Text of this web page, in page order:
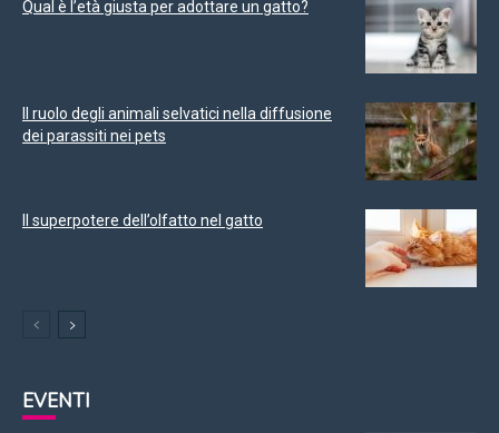
Qual è l’età giusta per adottare un gatto?
Il ruolo degli animali selvatici nella diffusione
dei parassiti nei pets
Il superpotere dell’olfatto nel gatto
EVENTI